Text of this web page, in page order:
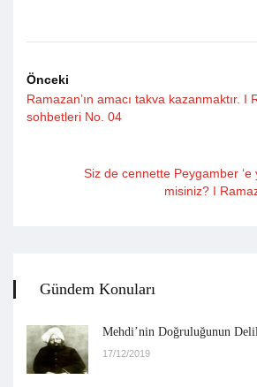
Önceki
Ramazan’ın amacı takva kazanmaktır. I
sohbetleri No. 04
Siz de cennette Peygamber ‘e
misiniz? I
Gündem Konuları
Mehdi’nin Doğruluğunun
17/12/2019